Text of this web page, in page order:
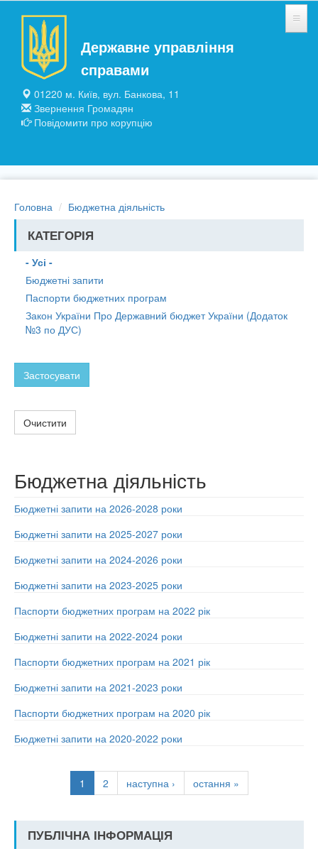
Державне управління
справами
01220 м. Київ, вул. Банкова, 11
Звернення Громадян
Повідомити про корупцію
НОВИНИ
ЗАГАЛЬНІ ВІДОМОСТІ
ПІДПРИЄМСТВА ТА УСТАНОВИ
Головна Бюджетна діяльність
КАТЕГОРІЯ
- Усі -
Бюджетні запити
Паспорти бюджетних програм
Закон України Про Державний бюджет України (Додаток
№3 по ДУС)
Застосувати
Очистити
Бюджетна діяльність
Бюджетні запити на 2026-2028 роки
Бюджетні запити на 2025-2027 роки
Бюджетні запити на 2024-2026 роки
Бюджетні запити на 2023-2025 роки
Паспорти бюджетних програм на 2022 рік
Бюджетні запити на 2022-2024 роки
Паспорти бюджетних програм на 2021 рік
Бюджетні запити на 2021-2023 роки
Паспорти бюджетних програм на 2020 рік
Бюджетні запити на 2020-2022 роки
1 2 наступна › остання »
ПУБЛІЧНА ІНФОРМАЦІЯ